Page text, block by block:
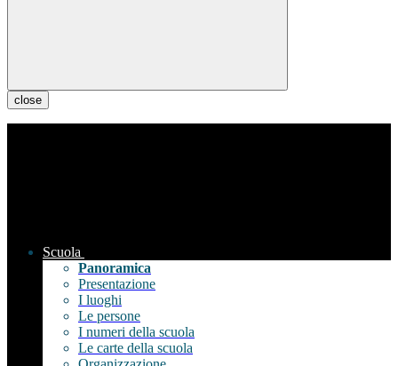
close
Scuola
Panoramica
Presentazione
I luoghi
Le persone
I numeri della scuola
Le carte della scuola